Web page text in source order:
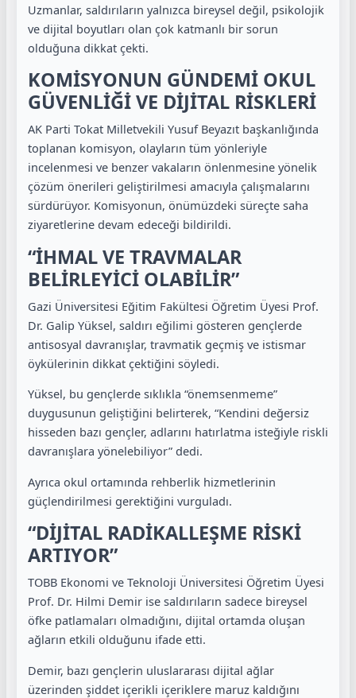
Uzmanlar, saldırıların yalnızca bireysel değil, psikolojik
ve dijital boyutları olan çok katmanlı bir sorun
olduğuna dikkat çekti.
KOMİSYONUN GÜNDEMİ OKUL
GÜVENLİĞİ VE DİJİTAL RİSKLERİ
AK Parti Tokat Milletvekili Yusuf Beyazıt başkanlığında
toplanan komisyon, olayların tüm yönleriyle
incelenmesi ve benzer vakaların önlenmesine yönelik
çözüm önerileri geliştirilmesi amacıyla çalışmalarını
sürdürüyor. Komisyonun, önümüzdeki süreçte saha
ziyaretlerine devam edeceği bildirildi.
“İHMAL VE TRAVMALAR
BELİRLEYİCİ OLABİLİR”
Gazi Üniversitesi Eğitim Fakültesi Öğretim Üyesi Prof.
Dr. Galip Yüksel, saldırı eğilimi gösteren gençlerde
antisosyal davranışlar, travmatik geçmiş ve istismar
öykülerinin dikkat çektiğini söyledi.
Yüksel, bu gençlerde sıklıkla “önemsenmeme”
duygusunun geliştiğini belirterek, “Kendini değersiz
hisseden bazı gençler, adlarını hatırlatma isteğiyle riskli
davranışlara yönelebiliyor” dedi.
Ayrıca okul ortamında rehberlik hizmetlerinin
güçlendirilmesi gerektiğini vurguladı.
“DİJİTAL RADİKALLEŞME RİSKİ
ARTIYOR”
TOBB Ekonomi ve Teknoloji Üniversitesi Öğretim Üyesi
Prof. Dr. Hilmi Demir ise saldırıların sadece bireysel
öfke patlamaları olmadığını, dijital ortamda oluşan
ağların etkili olduğunu ifade etti.
Demir, bazı gençlerin uluslararası dijital ağlar
üzerinden şiddet içerikli içeriklere maruz kaldığını